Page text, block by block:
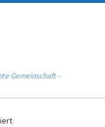
Gemeinschaft –